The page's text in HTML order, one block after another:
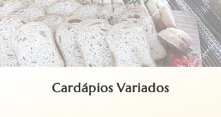
Cardápios Variados